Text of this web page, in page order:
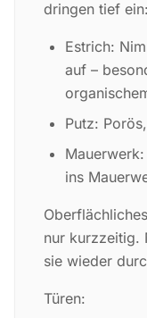
dringen tief ein:
Estrich:
auf –
Putz:
ins
nur kurzzeitig.
sie wieder
Türen: